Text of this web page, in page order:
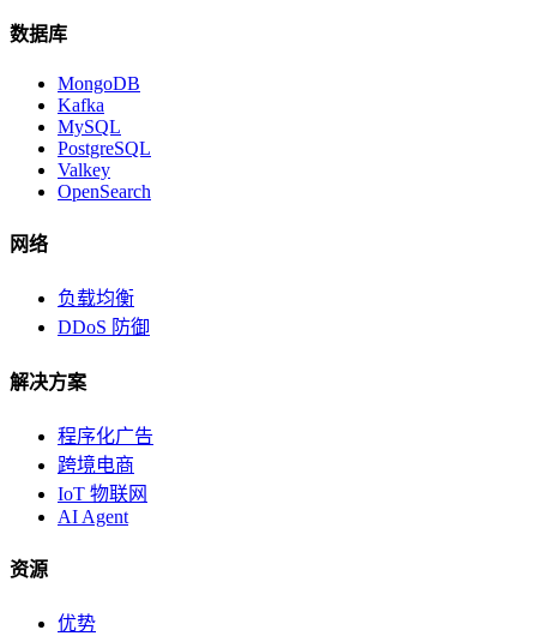
数据库
MongoDB
Kafka
MySQL
PostgreSQL
Valkey
OpenSearch
网络
负载均衡
DDoS 防御
解决方案
程序化广告
跨境电商
IoT 物联网
AI Agent
资源
优势